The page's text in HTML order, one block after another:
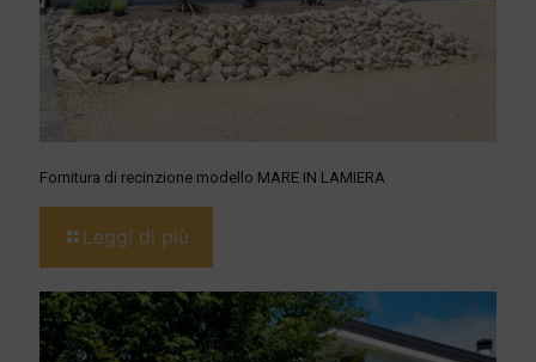
Fornitura di recinzione modello MARE IN LAMIERA
Leggi di più